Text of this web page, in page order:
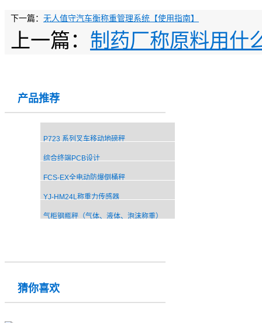
下一篇： 无人值守汽车衡称重管理系统【使用指南】
上一篇： 制药厂称原料用什
产品推荐
P723 系列叉车移动地磅秤
综合终端PCB设计
FCS-EX全电动防爆倒桶秤
YJ-HM24L称重力传感器
气柜钢瓶秤（气体、液体、泡沫称重）
猜你喜欢